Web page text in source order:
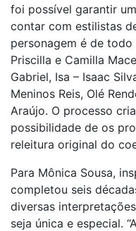
foi possível garantir
contar com estilistas
personagem é de todo
Priscilla e Camilla
Gabriel, Isa – Isaac
Meninos Reis, Olé
Araújo. O processo
possibilidade de os
releitura original do
Para Mônica Sousa,
completou seis
diversas
seja única e especial.